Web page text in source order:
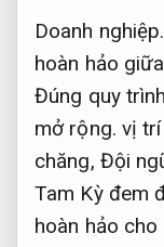
Doanh nghiệp.
hoàn hảo
Đúng quy
mở rộng. vị
chăng, Đội
Tam Kỳ đem
hoàn hảo cho